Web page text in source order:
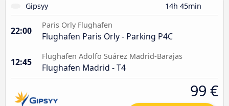
Gipsyy 14h 45min
22:00
Paris Orly Flughafen
Flughafen Paris Orly - Parking P4C
12:45
Flughafen Adolfo Suárez Madrid-Barajas
Flughafen Madrid - T4
99 €